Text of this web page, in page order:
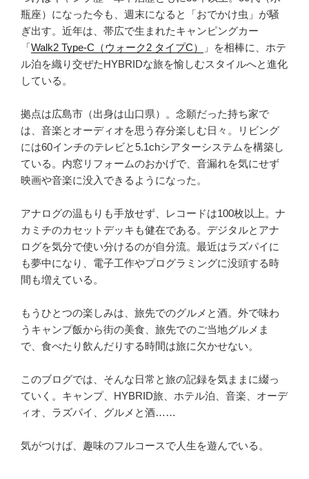
瓶座）になった今も、週末になると「おでかけ虫」が騒
ぎ出す。近年は、帯広で生まれたキャンピングカー
「Walk2 Type‑C（ウォーク2 タイプC）
」を相棒に、ホテ
ル泊を織り交ぜたHYBRIDな旅を愉しむスタイルへと進化
している。
拠点は広島市（出身は山口県）。念願だった持ち家で
は、音楽とオーディオを思う存分楽しむ日々。リビング
には60インチのテレビと5.1chシアターシステムを構築し
ている。内窓リフォームのおかげで、音漏れを気にせず
映画や音楽に没入できるようになった。
アナログの温もりも手放せず、レコードは100枚以上。ナ
カミチのカセットデッキも健在である。デジタルとアナ
ログを気分で使い分けるのが自分流。最近はラズパイに
も夢中になり、電子工作やプログラミングに没頭する時
間も増えている。
もうひとつの楽しみは、旅先でのグルメと酒。外で味わ
うキャンプ飯から街の美食、旅先でのご当地グルメま
で、食べたり飲んだりする時間は旅に欠かせない。
このブログでは、そんな日常と旅の記録を気ままに綴っ
ていく。キャンプ、HYBRID旅、ホテル泊、音楽、オーデ
ィオ、ラズパイ、グルメと酒……
気がつけば、趣味のフルコースで人生を遊んでいる。